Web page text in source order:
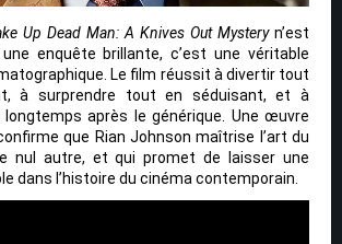
Up Dead Man: A Knives Out Mysteryn’est
enquête brillante, c’est une véritable
Le film réussit à divertir tout
à surprendre tout en séduisant, et à
longtemps après le générique. Une œuvre
que Rian Johnson maîtrise l’art du
nul autre, et qui promet de laisser une
dans l’histoire du cinéma contemporain.